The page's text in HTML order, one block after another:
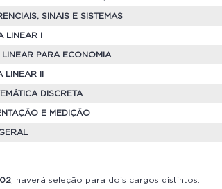
SINAIS E SISTEMAS
LINEAR I
PARA ECONOMIA
LINEAR II
DISCRETA
E MEDIÇÃO
, haverá seleção para dois cargos distintos: